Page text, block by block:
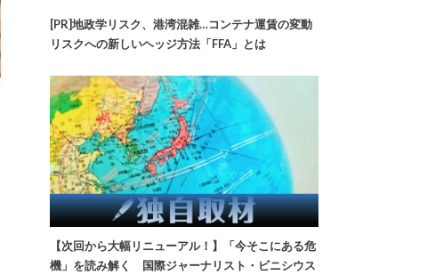
[PR]地政学リスク、港湾混雑…コンテナ運賃の変動
リスクへの新しいヘッジ方法「FFA」とは
【次回から大幅リニューアル！】「今そこにある危
機」を読み解く 国際ジャーナリスト・ビニシウス